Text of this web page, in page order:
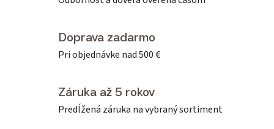
Doprava zadarmo
Pri objednávke nad 500 €
Záruka až 5 rokov
Predĺžená záruka na vybraný sortiment